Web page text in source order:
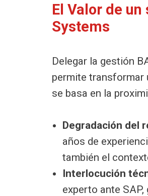
El Valor de
Systems
Delegar la gestión
permite transformar
se basa en la
Degradación del
años de
también el
Interlocución
experto ante